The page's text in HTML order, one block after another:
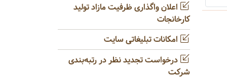
اعلان واگذاری ظرفیت مازاد تولید
کارخانجات
امکانات تبلیغاتی سایت
درخواست تجدید نظر در رتبه‌بندی
شرکت